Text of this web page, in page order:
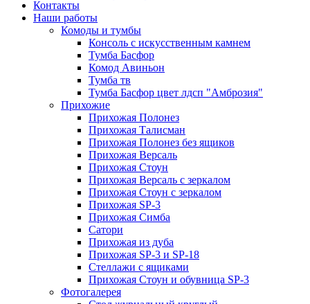
Контакты
Наши работы
Комоды и тумбы
Консоль с искусственным камнем
Тумба Басфор
Комод Авиньон
Тумба тв
Тумба Басфор цвет лдсп "Амброзия"
Прихожие
Прихожая Полонез
Прихожая Талисман
Прихожая Полонез без ящиков
Прихожая Версаль
Прихожая Стоун
Прихожая Версаль с зеркалом
Прихожая Стоун с зеркалом
Прихожая SP-3
Прихожая Симба
Сатори
Прихожая из дуба
Прихожая SP-3 и SP-18
Стеллажи с ящиками
Прихожая Стоун и обувница SP-3
Фотогалерея